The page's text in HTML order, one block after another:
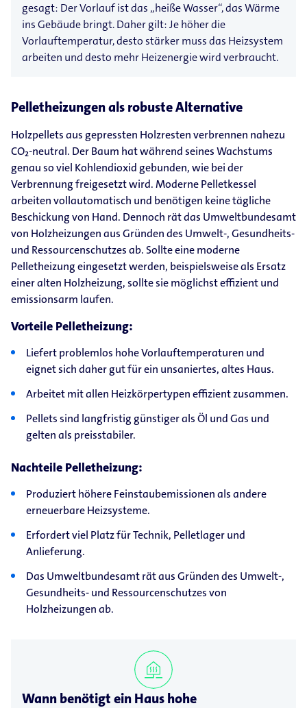
gesagt: Der Vorlauf ist das „heiße Wasser“, das Wärme
ins Gebäude bringt. Daher gilt: Je höher die
Vorlauftemperatur, desto stärker muss das Heizsystem
arbeiten und desto mehr Heizenergie wird verbraucht.
Pelletheizungen als robuste Alternative
Holzpellets aus gepressten Holzresten verbrennen nahezu
CO₂-neutral. Der Baum hat während seines Wachstums
genau so viel Kohlendioxid gebunden, wie bei der
Verbrennung freigesetzt wird. Moderne Pelletkessel
arbeiten vollautomatisch und benötigen keine tägliche
Beschickung von Hand. Dennoch rät das Umweltbundesamt
von Holzheizungen⁠ aus Gründen des Umwelt-, Gesundheits-
und Ressourcenschutzes ab. Sollte eine moderne
Pelletheizung eingesetzt werden, beispielsweise als Ersatz
einer alten Holzheizung, sollte sie möglichst effizient und
emissionsarm laufen.
Vorteile Pelletheizung:
Liefert problemlos hohe Vorlauftemperaturen und
eignet sich daher gut für ein unsaniertes, altes Haus.
Arbeitet mit allen Heizkörpertypen effizient zusammen.
Pellets sind langfristig günstiger als Öl und Gas und
gelten als preis­stabiler.
Nachteile Pelletheizung:
Produziert höhere Feinstaubemissionen als andere
erneuerbare Heizsysteme.
Erfordert viel Platz für Technik, Pelletlager und
Anlieferung.
Das Umweltbundesamt rät aus Gründen des Umwelt-,
Gesundheits- und Ressourcenschutzes von
Holzheizungen ab.
Wann benötigt ein Haus hohe